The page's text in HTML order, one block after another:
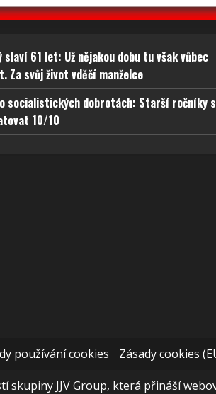
informací.
a zobrazování reklamy a
voleb ochrany osobních údajů.
slaví 61 let: Už nějakou dobu tu však vůbec
Za svůj život vděčí manželce
socialistických dobrotách: Starší ročníky
10/10
používání cookies Zásady cookies
skupiny JJV Group, která přináší